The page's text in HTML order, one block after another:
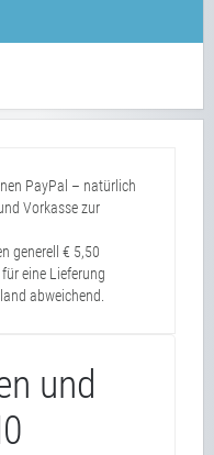
PayPal – natürlich
Vorkasse zur
generell € 5,50
eine Lieferung
abweichend.
und